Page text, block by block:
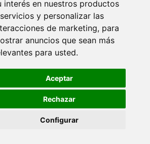
interés en nuestros productos
y personalizar las
de marketing, para
anuncios que sean más
para usted.
Aceptar
Rechazar
Configurar
MIRROR: TODA TU HISTORIA. EPISODIO 3.
17, 2012
Privacidad y cookies
Contacto